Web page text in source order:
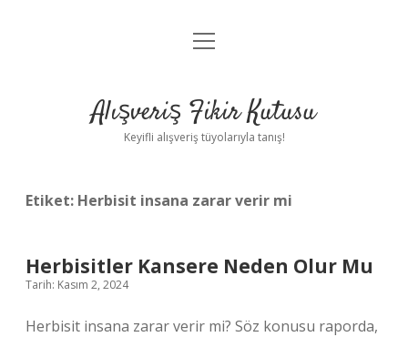
Anasayfa
Yasal Uyarı
menüyü
Alışveriş Fikir Kutusu
Keyifli alışveriş tüyolarıyla tanış!
Etiket: Herbisit insana zarar verir mi
Herbisitler Kansere Neden Olur Mu
Tarih: Kasım 2, 2024
Herbisit insana zarar verir mi? Söz konusu raporda,